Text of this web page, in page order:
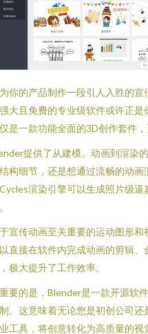
你的产品制作一段引人入胜的
大且免费的专业级软件或许正
是一款功能全面的3D创作套件
提供了从建模、动画到渲染
构细节，还是想通过流畅的动
渲染引擎可以生成照片级
宣传动画至关重要的运动图形
直接在软件内完成动画的剪辑
极大提升了工作效率。
要的是，Blender是一款开源软
。这意味着无论您是初创公司
工具，将创意转化为高质量的